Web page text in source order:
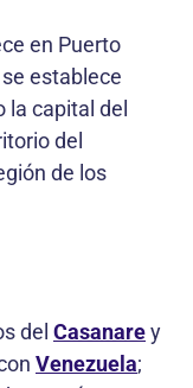
en Puerto
establece
la capital del
del
de los
del Casanarey
Venezuela;